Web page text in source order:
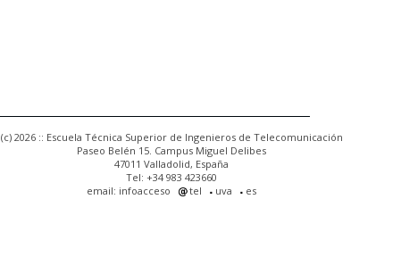
(c) 2026 :: Escuela Técnica Superior de Ingenieros de Telecomunicación
Paseo Belén 15. Campus Miguel Delibes
47011 Valladolid, España
Tel: +34 983 423660
email: infoacceso
tel uva es